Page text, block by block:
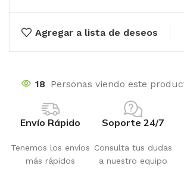
Agregar a lista de deseos
18 Personas viendo este
Envío Rápido
Tenemos los envíos
más rápidos
Soporte 24/7
Consulta tus dudas
a nuestro equipo